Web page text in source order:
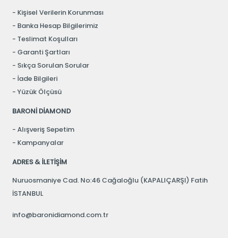
Kişisel Verilerin Korunması
Banka Hesap Bilgilerimiz
Teslimat Koşulları
Garanti Şartları
Sıkça Sorulan Sorular
İade Bilgileri
Yüzük Ölçüsü
BARONİ DİAMOND
Alışveriş Sepetim
Kampanyalar
ADRES & İLETİŞİM
Nuruosmaniye Cad. No:46 Cağaloğlu (KAPALIÇARŞI) Fatih
İSTANBUL
info@baronidiamond.com.tr